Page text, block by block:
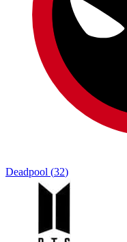
Deadpool (32)